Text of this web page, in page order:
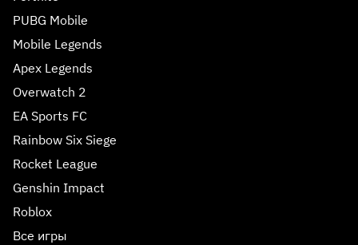
PUBG Mobile
Mobile Legends
Apex Legends
Overwatch 2
EA Sports FC
Rainbow Six Siege
Rocket League
Genshin Impact
Roblox
Все игры